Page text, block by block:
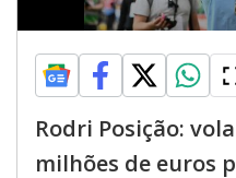
Rodri Posição:
milhões de euros